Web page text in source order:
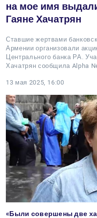
на мое имя
Гаяне Хачатрян
Ставшие жертвами
Армении организовали
Центрального банка РА.
Хачатрян сообщила Alpha
13 мая 2025, 16:00
«Были совершены две